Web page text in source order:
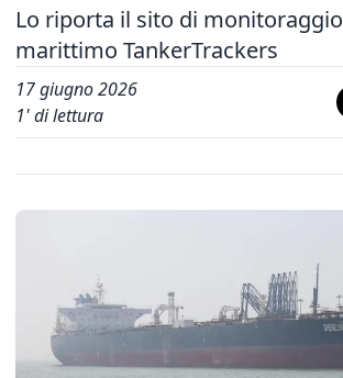
Lo riporta il sito di monitoraggio
marittimo TankerTrackers
17 giugno 2026
1' di lettura